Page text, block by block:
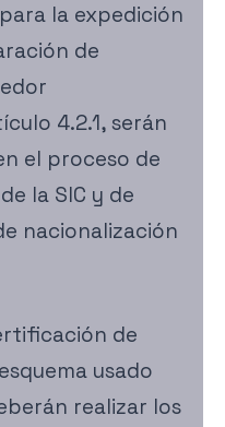
la expedición
de
4.2.1, serán
el proceso de
la SIC y de
nacionalización
de
usado
realizar los